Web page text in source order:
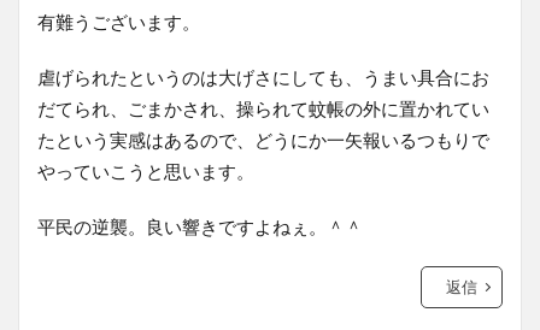
有難うございます。
虐げられたというのは大げさにしても、うまい具合にお
だてられ、ごまかされ、操られて蚊帳の外に置かれてい
たという実感はあるので、どうにか一矢報いるつもりで
やっていこうと思います。
平民の逆襲。良い響きですよねぇ。＾＾
返信